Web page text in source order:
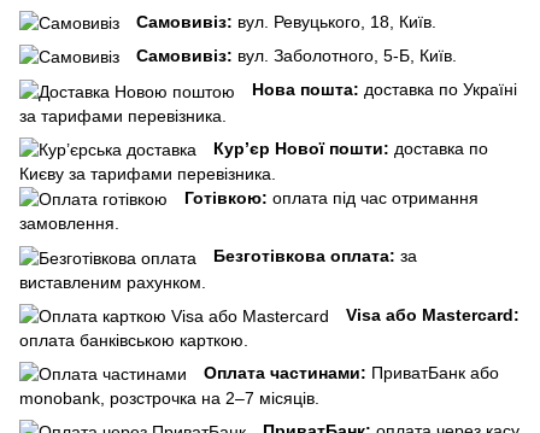
Самовивіз: вул. Ревуцького, 18, Київ.
Самовивіз: вул. Заболотного, 5-Б, Київ.
Нова пошта: доставка по Україні
за тарифами перевізника.
Кур’єр Нової пошти: доставка по
Києву за тарифами перевізника.
Готівкою: оплата під час отримання
замовлення.
Безготівкова оплата: за
виставленим рахунком.
Visa або Mastercard:
оплата банківською карткою.
Оплата частинами: ПриватБанк або
monobank, розстрочка на 2–7 місяців.